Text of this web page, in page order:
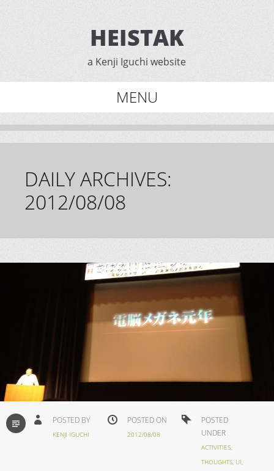
HEISTAK
a Kenji Iguchi website
MENU
Skip
DAILY ARCHIVES:
2012/08/08
STANDARD POSTED BY
KENJI IGUCHI
POSTED ON
2012/08/08
POSTED
UNDER
ACTIVITIES,
THOUGHTS, UI,